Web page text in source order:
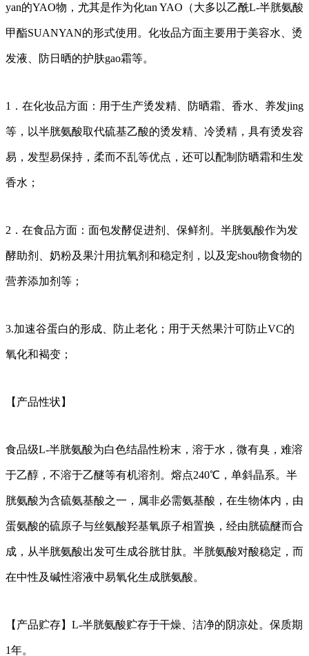
yan的YAO物，尤其是作为化tan YAO（大多以乙酰L-半胱氨酸
甲酯SUANYAN的形式使用。化妆品方面主要用于美容水、烫
发液、防日晒的护肤gao霜等。
1．在化妆品方面：用于生产烫发精、防晒霜、香水、养发jing
等，以半胱氨酸取代硫基乙酸的烫发精、冷烫精，具有烫发容
易，发型易保持，柔而不乱等优点，还可以配制防晒霜和生发
香水；
2．在食品方面：面包发酵促进剂、保鲜剂。半胱氨酸作为发
酵助剂、奶粉及果汁用抗氧剂和稳定剂，以及宠shou物食物的
营养添加剂等；
3.加速谷蛋白的形成、防止老化；用于天然果汁可防止VC的
氧化和褐变；
【产品性状】
食品级L-半胱氨酸为白色结晶性粉末，溶于水，微有臭，难溶
于乙醇，不溶于乙醚等有机溶剂。熔点240℃，单斜晶系。半
胱氨酸为含硫氨基酸之一，属非必需氨基酸，在生物体内，由
蛋氨酸的硫原子与丝氨酸羟基氧原子相置换，经由胱硫醚而合
成，从半胱氨酸出发可生成谷胱甘肽。半胱氨酸对酸稳定，而
在中性及碱性溶液中易氧化生成胱氨酸。
【产品贮存】L-半胱氨酸贮存于干燥、洁净的阴凉处。保质期
1年。